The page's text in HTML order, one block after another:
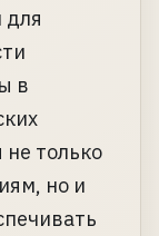
для
в
только
но и